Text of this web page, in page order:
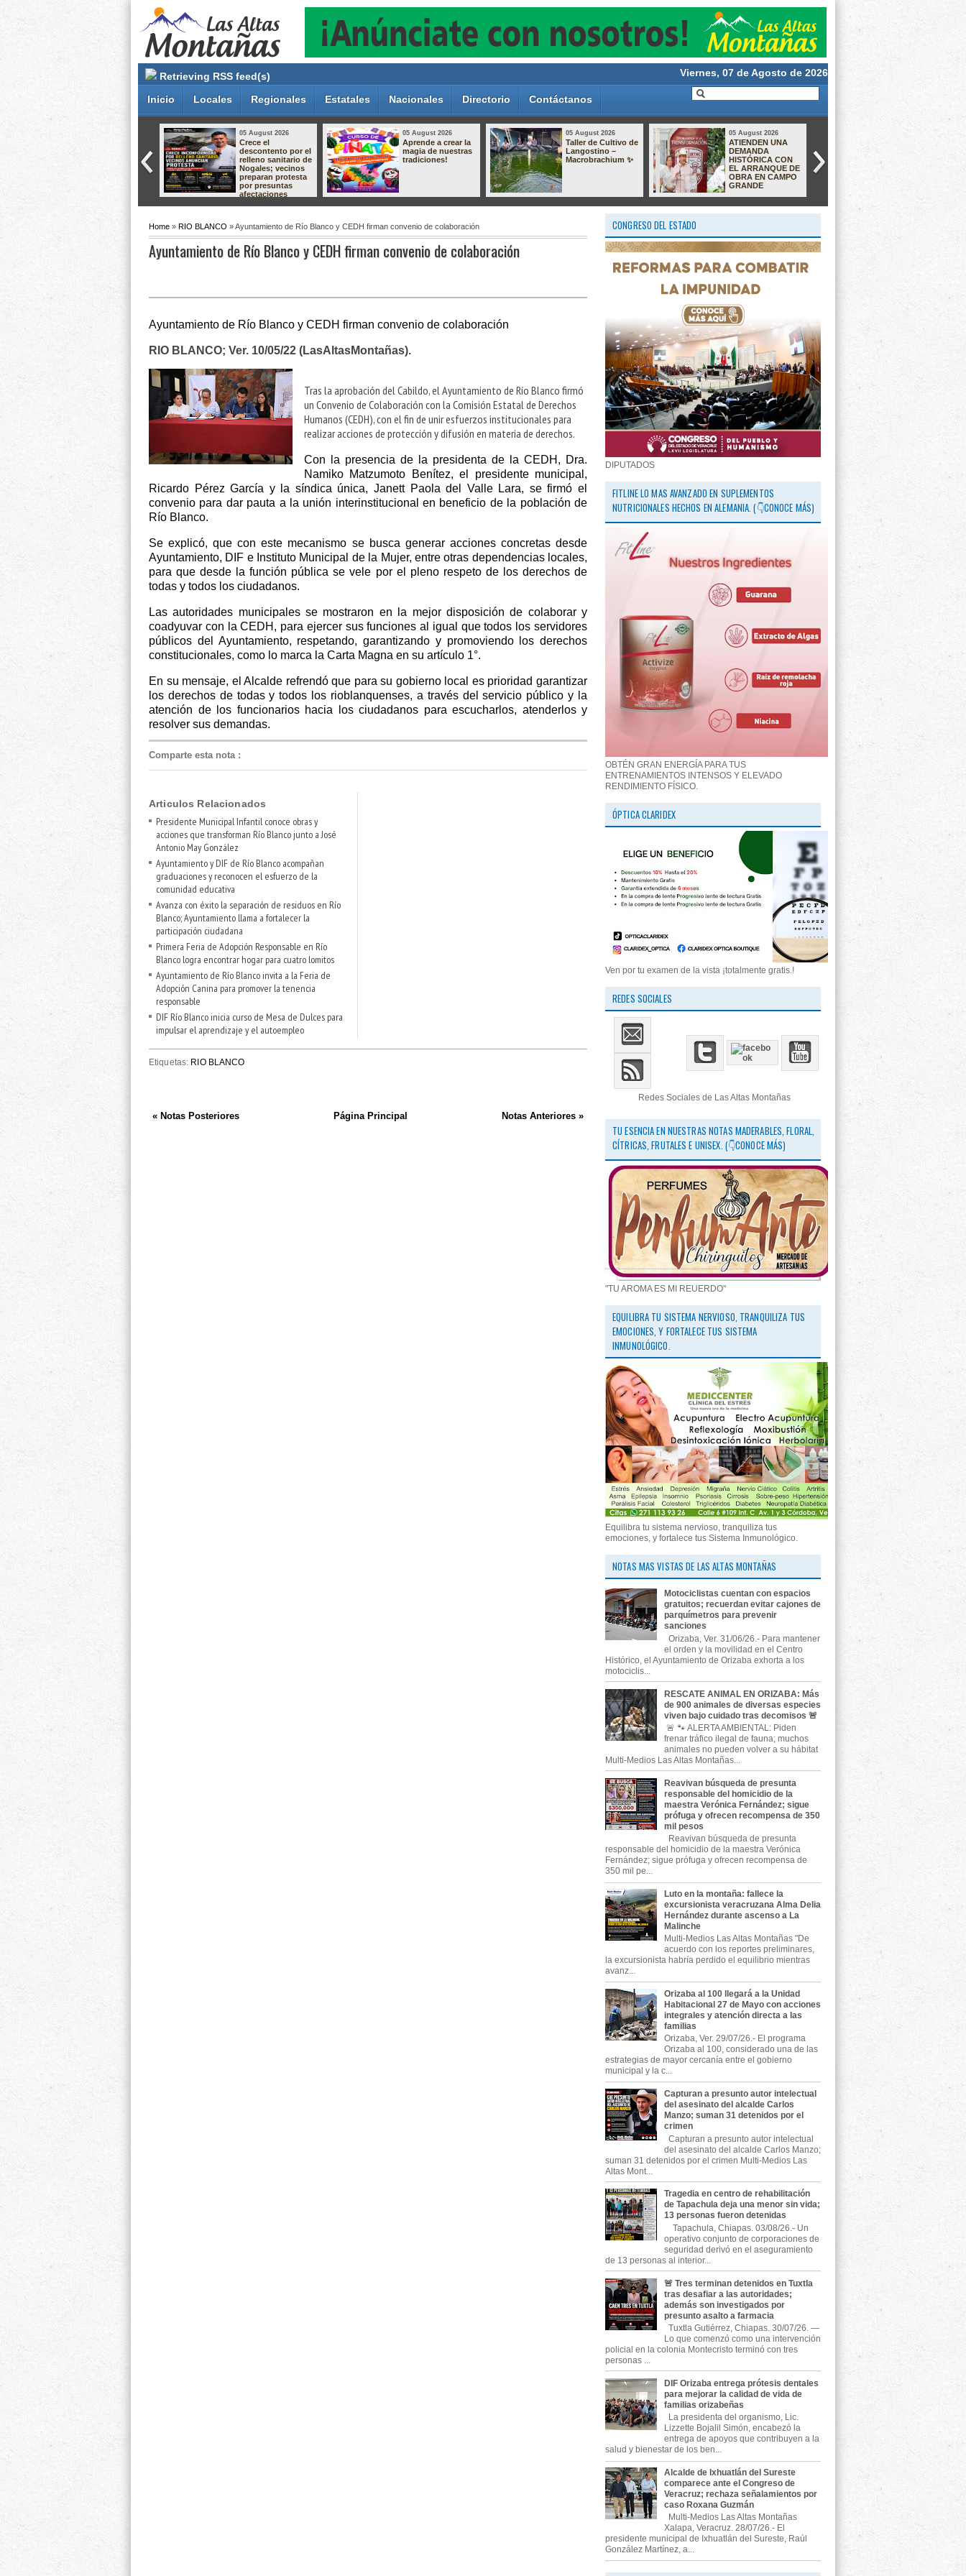
Retrieving RSS feed(s) Viernes, 07 de Agosto de 2026
Inicio Locales Regionales Estatales Nacionales Directorio Contáctanos
05 August 2026
Taller de Cultivo de
Langostino –
Macrobrachium ✨
05 August 2026
ATIENDEN UNA
DEMANDA
HISTÓRICA CON
05 August 2026
VERACRUZ: 38
DÍAS SIN
HOMICIDIOS
05 August 2026
Reavivan
búsqueda de
presunta
responsable del
homicidio de la
maestra Verónica
Bajo la lluvia,
Jesús Alberto
Home » RIO BLANCO » Ayuntamiento de Río Blanco y CEDH firman convenio de colaboración
Ayuntamiento de Río Blanco y CEDH firman convenio de colaboración
Ayuntamiento de Río Blanco y CEDH firman convenio de colaboración
RIO BLANCO; Ver. 10/05/22 (LasAltasMontañas).
Tras la aprobación del Cabildo, el Ayuntamiento de Río Blanco firmó
un Convenio de Colaboración con la Comisión Estatal de Derechos
Humanos (CEDH), con el fin de unir esfuerzos institucionales para
realizar acciones de protección y difusión en materia de derechos.
Con la presencia de la presidenta de la CEDH, Dra.
Namiko Matzumoto Benítez, el presidente municipal,
Ricardo Pérez García y la síndica única, Janett Paola del Valle Lara, se firmó el
convenio para dar pauta a la unión interinstitucional en beneficio de la población de
Río Blanco.
Se explicó, que con este mecanismo se busca generar acciones concretas desde
Ayuntamiento, DIF e Instituto Municipal de la Mujer, entre otras dependencias locales,
para que desde la función pública se vele por el pleno respeto de los derechos de
todas y todos los ciudadanos.
Las autoridades municipales se mostraron en la mejor disposición de colaborar y
coadyuvar con la CEDH, para ejercer sus funciones al igual que todos los servidores
públicos del Ayuntamiento, respetando, garantizando y promoviendo los derechos
constitucionales, como lo marca la Carta Magna en su artículo 1°.
En su mensaje, el Alcalde refrendó que para su gobierno local es prioridad garantizar
los derechos de todas y todos los rioblanquenses, a través del servicio público y la
atención de los funcionarios hacia los ciudadanos para escucharlos, atenderlos y
resolver sus demandas.
Comparte esta nota:
Articulos Relacionados
Presidente Municipal Infantil conoce obras y
acciones que transforman Río Blanco junto a José
Antonio May González
Ayuntamiento y DIF de Río Blanco acompañan
graduaciones y reconocen el esfuerzo de la
comunidad educativa
Avanza con éxito la separación de residuos en Río
Blanco; Ayuntamiento llama a fortalecer la
participación ciudadana
Primera Feria de Adopción Responsable en Río
Blanco logra encontrar hogar para cuatro lomitos
Ayuntamiento de Río Blanco invita a la Feria de
Adopción Canina para promover la tenencia
responsable
DIF Río Blanco inicia curso de Mesa de Dulces para
impulsar el aprendizaje y el autoempleo
Etiquetas: RIO BLANCO
« Notas Posteriores Notas Anteriores »
Página Principal
CONGRESO DEL ESTADO
DIPUTADOS
FITLINE LO MAS AVANZADO EN SUPLEMENTOS
NUTRICIONALES HECHOS EN ALEMANIA. (👇CONOCE MÁS)
OBTÉN GRAN ENERGÍA PARA TUS
ENTRENAMIENTOS INTENSOS Y ELEVADO
RENDIMIENTO FÍSICO.
ÓPTICA CLARIDEX
Ven por tu examen de la vista ¡totalmente gratis.!
REDES SOCIALES
Redes Sociales de Las Altas Montañas
TU ESENCIA EN NUESTRAS NOTAS MADERABLES, FLORAL,
CÍTRICAS, FRUTALES E UNISEX. (👇CONOCE MÁS)
"TU AROMA ES MI REUERDO"
EQUILIBRA TU SISTEMA NERVIOSO, TRANQUILIZA TUS
EMOCIONES, Y FORTALECE TUS SISTEMA
INMUNOLÓGICO.
Equilibra tu sistema nervioso, tranquiliza tus
emociones, y fortalece tus Sistema Inmunológico.
NOTAS MAS VISTAS DE LAS ALTAS MONTAÑAS
Motociclistas cuentan con espacios
gratuitos; recuerdan evitar cajones de
parquímetros para prevenir
sanciones
Orizaba, Ver. 31/06/26.- Para mantener
el orden y la movilidad en el Centro
Histórico, el Ayuntamiento de Orizaba exhorta a los
motociclis...
RESCATE ANIMAL EN ORIZABA: Más
de 900 animales de diversas especies
viven bajo cuidado tras decomisos 🚨
🚨 🐾 ALERTA AMBIENTAL: Piden
frenar tráfico ilegal de fauna; muchos
animales no pueden volver a su hábitat
Multi-Medios Las Altas Montañas...
Reavivan búsqueda de presunta
responsable del homicidio de la
maestra Verónica Fernández; sigue
prófuga y ofrecen recompensa de 350
mil pesos
Reavivan búsqueda de presunta
responsable del homicidio de la maestra Verónica
Fernández; sigue prófuga y ofrecen recompensa de
350 mil pe...
Luto en la montaña: fallece la
excursionista veracruzana Alma Delia
Hernández durante ascenso a La
Malinche
Multi-Medios Las Altas Montañas "De
acuerdo con los reportes preliminares,
la excursionista habría perdido el equilibrio mientras
avanz...
Orizaba al 100 llegará a la Unidad
Habitacional 27 de Mayo con acciones
integrales y atención directa a las
familias
Orizaba, Ver. 29/07/26.- El programa
Orizaba al 100, considerado una de las
estrategias de mayor cercanía entre el gobierno
municipal y la c...
Capturan a presunto autor intelectual
del asesinato del alcalde Carlos
Manzo; suman 31 detenidos por el
crimen
Capturan a presunto autor intelectual
del asesinato del alcalde Carlos Manzo;
suman 31 detenidos por el crimen Multi-Medios Las
Altas Mont...
Tragedia en centro de rehabilitación
de Tapachula deja una menor sin vida;
13 personas fueron detenidas
Tapachula, Chiapas. 03/08/26.- Un
operativo conjunto de corporaciones de
seguridad derivó en el aseguramiento
de 13 personas al interior...
🚨 Tres terminan detenidos en Tuxtla
tras desafiar a las autoridades;
además son investigados por
presunto asalto a farmacia
Tuxtla Gutiérrez, Chiapas. 30/07/26. —
Lo que comenzó como una intervención
policial en la colonia Montecristo terminó con tres
personas ...
DIF Orizaba entrega prótesis dentales
para mejorar la calidad de vida de
familias orizabeñas
La presidenta del organismo, Lic.
Lizzette Bojalil Simón, encabezó la
entrega de apoyos que contribuyen a la
salud y bienestar de los ben...
Alcalde de Ixhuatlán del Sureste
comparece ante el Congreso de
Veracruz; rechaza señalamientos por
caso Roxana Guzmán
Multi-Medios Las Altas Montañas
Xalapa, Veracruz. 28/07/26.- El
presidente municipal de Ixhuatlán del Sureste, Raúl
González Martínez, a...